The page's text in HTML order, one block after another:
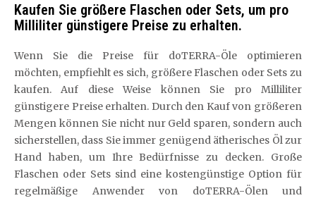
Kaufen Sie größere Flaschen oder Sets, um pro
Milliliter günstigere Preise zu erhalten.
Wenn Sie die Preise für doTERRA-Öle optimieren
möchten, empfiehlt es sich, größere Flaschen oder Sets zu
kaufen. Auf diese Weise können Sie pro Milliliter
günstigere Preise erhalten. Durch den Kauf von größeren
Mengen können Sie nicht nur Geld sparen, sondern auch
sicherstellen, dass Sie immer genügend ätherisches Öl zur
Hand haben, um Ihre Bedürfnisse zu decken. Große
Flaschen oder Sets sind eine kostengünstige Option für
regelmäßige Anwender von doTERRA-Ölen und